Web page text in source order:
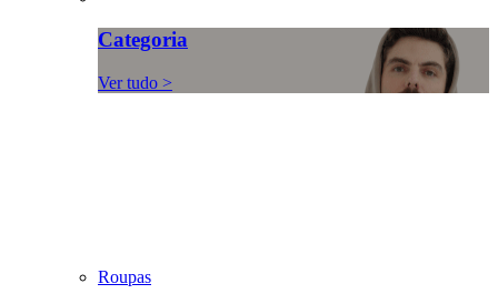
Categoria
Ver tudo >
Roupas